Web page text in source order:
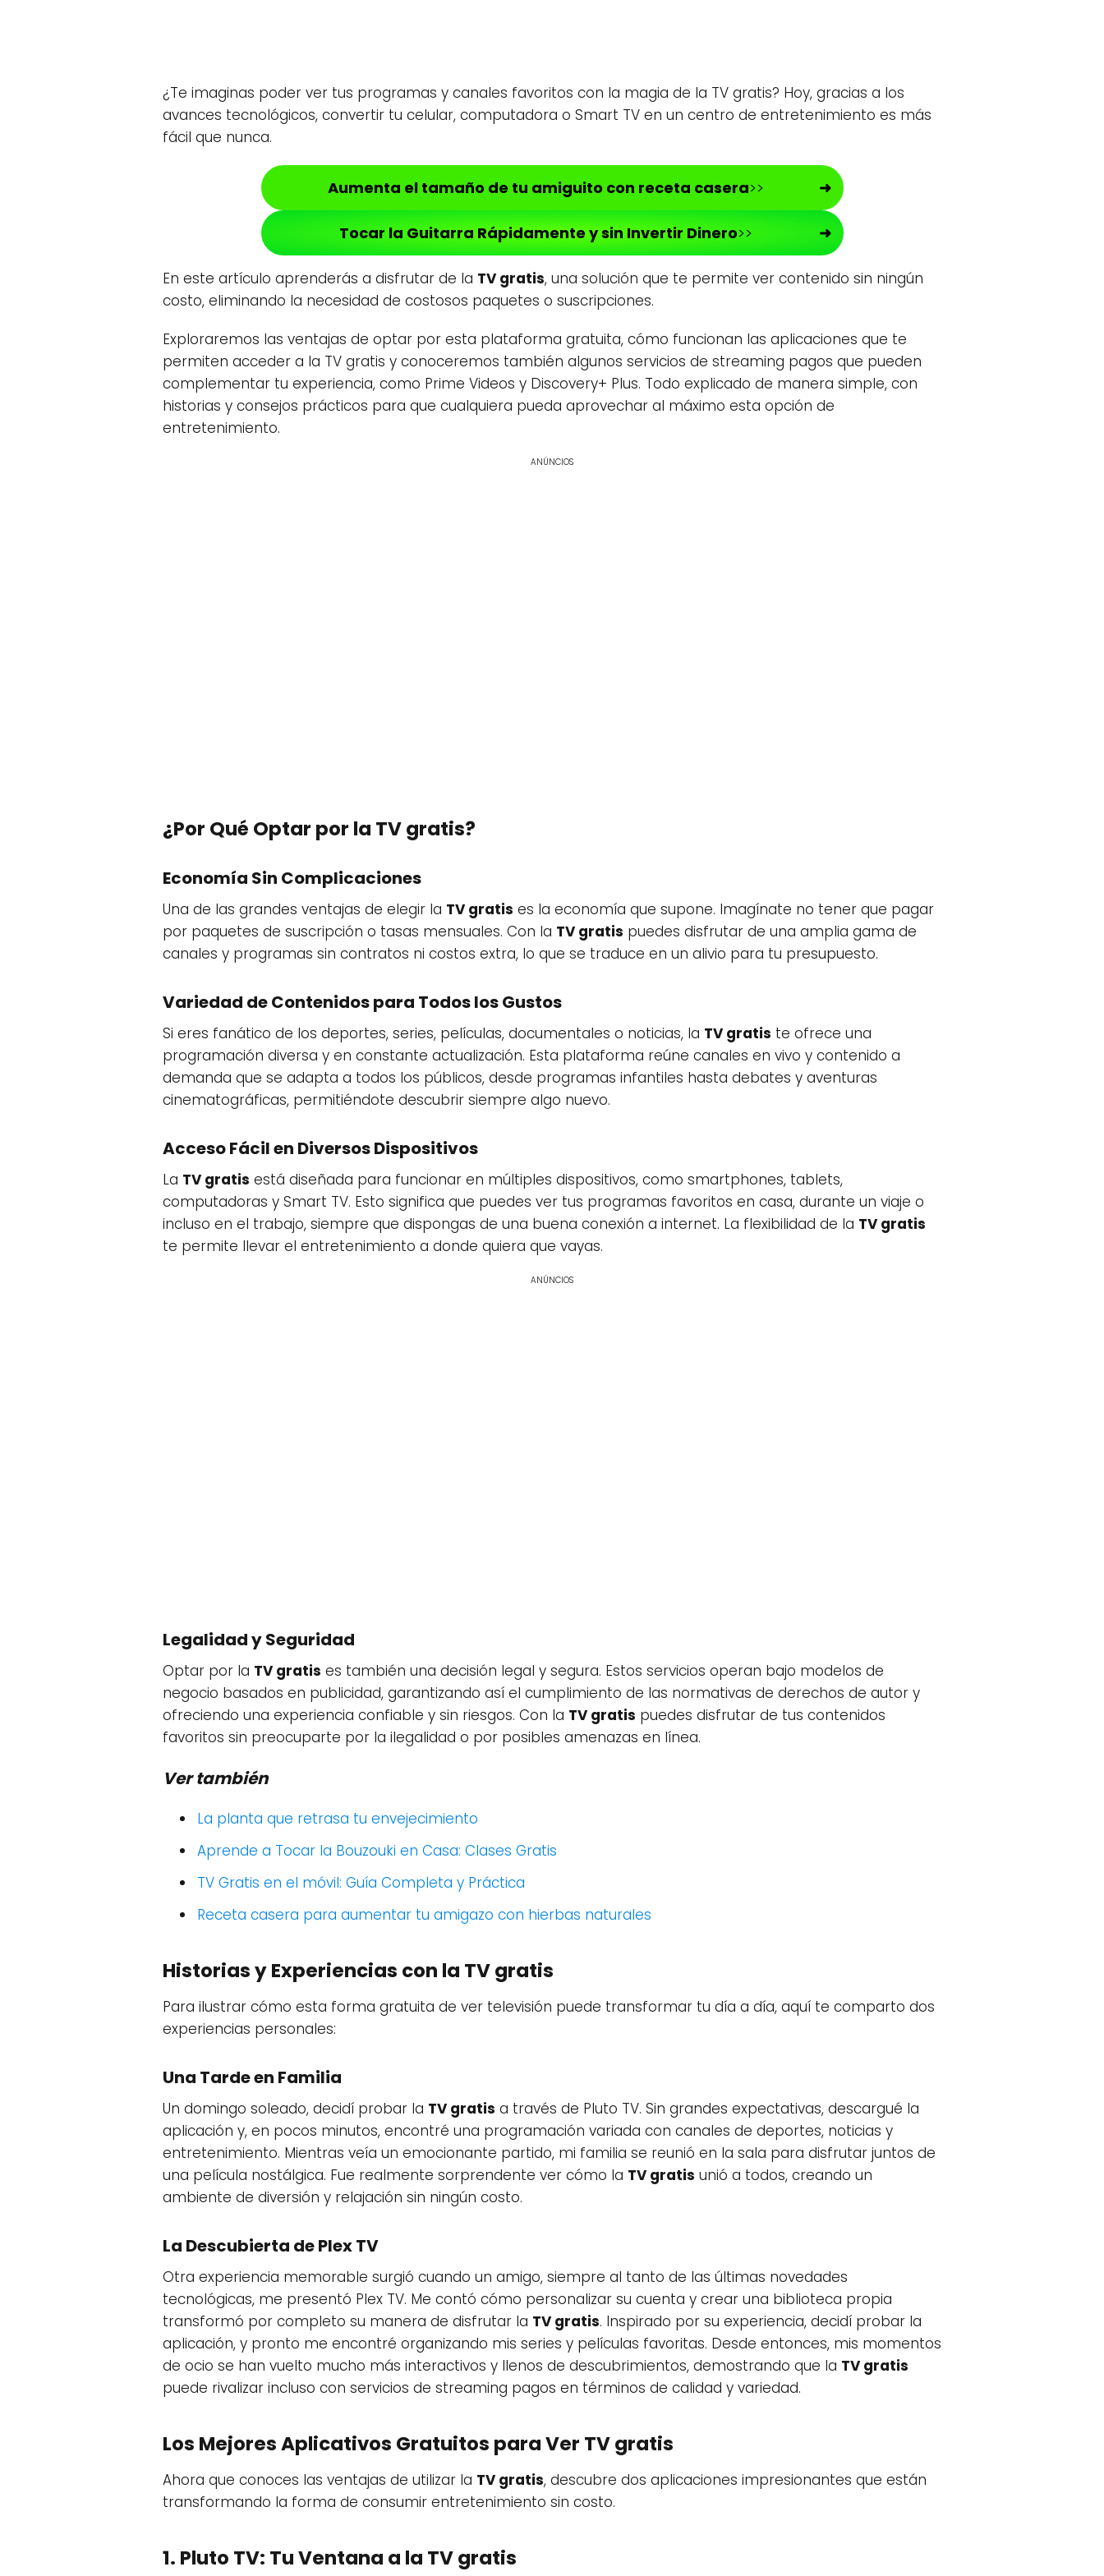
¿Te imaginas poder ver tus programas y canales favoritos con la magia de la TV gratis? Hoy, gracias a los
avances tecnológicos, convertir tu celular, computadora o Smart TV en un centro de entretenimiento es más
fácil que nunca.
Aumenta el tamaño de tu amiguito con receta casera>>
Tocar la Guitarra Rápidamente y sin Invertir Dinero>>
En este artículo aprenderás a disfrutar de la TV gratis, una solución que te permite ver contenido sin ningún
costo, eliminando la necesidad de costosos paquetes o suscripciones.
Exploraremos las ventajas de optar por esta plataforma gratuita, cómo funcionan las aplicaciones que te
permiten acceder a la TV gratis y conoceremos también algunos servicios de streaming pagos que pueden
complementar tu experiencia, como Prime Videos y Discovery+ Plus. Todo explicado de manera simple, con
historias y consejos prácticos para que cualquiera pueda aprovechar al máximo esta opción de
entretenimiento.
ANÚNCIOS
¿Por Qué Optar por la TV gratis?
Economía Sin Complicaciones
Una de las grandes ventajas de elegir la TV gratis es la economía que supone. Imagínate no tener que pagar
por paquetes de suscripción o tasas mensuales. Con la TV gratis puedes disfrutar de una amplia gama de
canales y programas sin contratos ni costos extra, lo que se traduce en un alivio para tu presupuesto.
Variedad de Contenidos para Todos los Gustos
Si eres fanático de los deportes, series, películas, documentales o noticias, la TV gratis te ofrece una
programación diversa y en constante actualización. Esta plataforma reúne canales en vivo y contenido a
demanda que se adapta a todos los públicos, desde programas infantiles hasta debates y aventuras
cinematográficas, permitiéndote descubrir siempre algo nuevo.
Acceso Fácil en Diversos Dispositivos
La TV gratis está diseñada para funcionar en múltiples dispositivos, como smartphones, tablets,
computadoras y Smart TV. Esto significa que puedes ver tus programas favoritos en casa, durante un viaje o
incluso en el trabajo, siempre que dispongas de una buena conexión a internet. La flexibilidad de la TV gratis
te permite llevar el entretenimiento a donde quiera que vayas.
ANÚNCIOS
Legalidad y Seguridad
Optar por la TV gratis es también una decisión legal y segura. Estos servicios operan bajo modelos de
negocio basados en publicidad, garantizando así el cumplimiento de las normativas de derechos de autor y
ofreciendo una experiencia confiable y sin riesgos. Con la TV gratis puedes disfrutar de tus contenidos
favoritos sin preocuparte por la ilegalidad o por posibles amenazas en línea.
Ver también
La planta que retrasa tu envejecimiento
Aprende a Tocar la Bouzouki en Casa: Clases Gratis
TV Gratis en el móvil: Guía Completa y Práctica
Receta casera para aumentar tu amigazo con hierbas naturales
Historias y Experiencias con la TV gratis
Para ilustrar cómo esta forma gratuita de ver televisión puede transformar tu día a día, aquí te comparto dos
experiencias personales:
Una Tarde en Familia
Un domingo soleado, decidí probar la TV gratis a través de Pluto TV. Sin grandes expectativas, descargué la
aplicación y, en pocos minutos, encontré una programación variada con canales de deportes, noticias y
entretenimiento. Mientras veía un emocionante partido, mi familia se reunió en la sala para disfrutar juntos de
una película nostálgica. Fue realmente sorprendente ver cómo la TV gratis unió a todos, creando un
ambiente de diversión y relajación sin ningún costo.
La Descubierta de Plex TV
Otra experiencia memorable surgió cuando un amigo, siempre al tanto de las últimas novedades
tecnológicas, me presentó Plex TV. Me contó cómo personalizar su cuenta y crear una biblioteca propia
transformó por completo su manera de disfrutar la TV gratis. Inspirado por su experiencia, decidí probar la
aplicación, y pronto me encontré organizando mis series y películas favoritas. Desde entonces, mis momentos
de ocio se han vuelto mucho más interactivos y llenos de descubrimientos, demostrando que la TV gratis
puede rivalizar incluso con servicios de streaming pagos en términos de calidad y variedad.
Los Mejores Aplicativos Gratuitos para Ver TV gratis
Ahora que conoces las ventajas de utilizar la TV gratis, descubre dos aplicaciones impresionantes que están
transformando la forma de consumir entretenimiento sin costo.
1. Pluto TV: Tu Ventana a la TV gratis